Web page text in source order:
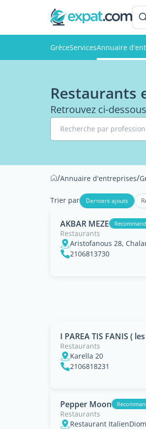
GrèceServicesAnnuaire
Restaurants
Retrouvez ci-
Recherche par profession
/Annuaire d'entreprises/
Trier par Derniers ajouts
AKBAR MEZE
Restaurants
Aristofanous 28,
2106813730
I PAREA TIS FANIS (
Restaurants
Karella 20
2106818231
Pepper Moon
Restaurants
Restaurant